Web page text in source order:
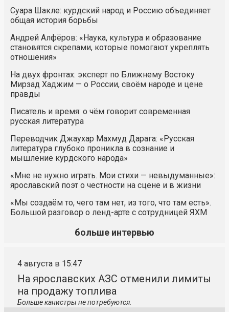
Суара Шакле: курдский народ и Россию объединяет
общая история борьбы
Андрей Алфёров: «Наука, культура и образование
становятся скрепами, которые помогают укреплять
отношения»
На двух фронтах: эксперт по Ближнему Востоку
Мирзад Хаджим — о России, своём народе и цене
правды
Писатель и время: о чём говорит современная
русская литература
Переводчик Джаухар Махмуд Дарага: «Русская
литература глубоко проникла в сознание и
мышление курдского народа»
«Мне не нужно играть. Мои стихи — невыдуманные»:
ярославский поэт о честности на сцене и в жизни
«Мы создаём то, чего там нет, из того, что там есть».
Большой разговор о ленд-арте с сотрудницей ЯХМ
больше интервью
4 августа в 15:47
На ярославских АЗС отменили лимиты
на продажу топлива
Больше канистры не потребуются.